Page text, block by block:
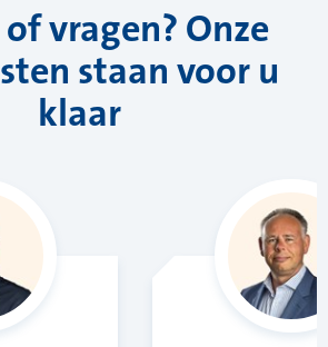
vragen? Onze
staan voor u
klaar